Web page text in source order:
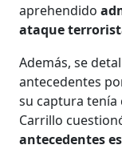
aprehendido
ataque
Además, se
antecedentes
su captura
Carrillo
antecedentes